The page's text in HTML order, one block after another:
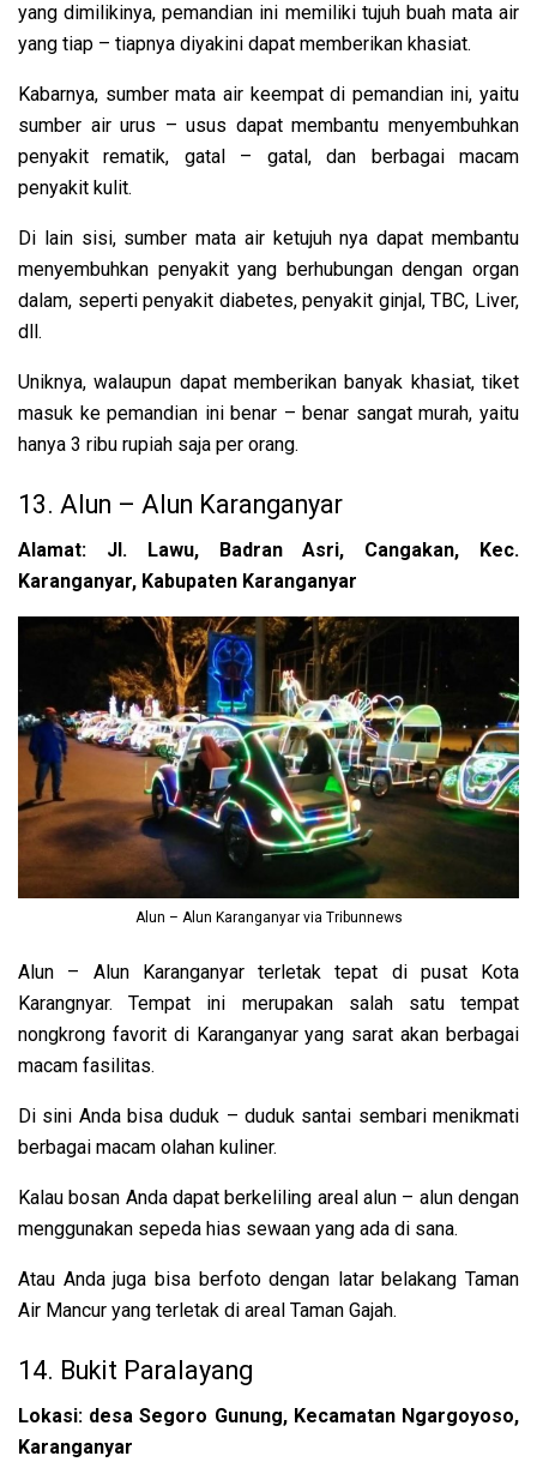
yang dimilikinya, pemandian ini memiliki tujuh buah mata air
yang tiap – tiapnya diyakini dapat memberikan khasiat.
Kabarnya, sumber mata air keempat di pemandian ini, yaitu
sumber air urus – usus dapat membantu menyembuhkan
penyakit rematik, gatal – gatal, dan berbagai macam
penyakit kulit.
Di lain sisi, sumber mata air ketujuh nya dapat membantu
menyembuhkan penyakit yang berhubungan dengan organ
dalam, seperti penyakit diabetes, penyakit ginjal, TBC, Liver,
dll.
Uniknya, walaupun dapat memberikan banyak khasiat, tiket
masuk ke pemandian ini benar – benar sangat murah, yaitu
hanya 3 ribu rupiah saja per orang.
13. Alun – Alun Karanganyar
Alamat: Jl. Lawu, Badran Asri, Cangakan, Kec.
Karanganyar, Kabupaten Karanganyar
Alun – Alun Karanganyar via Tribunnews
Alun – Alun Karanganyar terletak tepat di pusat Kota
Karangnyar. Tempat ini merupakan salah satu tempat
nongkrong favorit di Karanganyar yang sarat akan berbagai
macam fasilitas.
Di sini Anda bisa duduk – duduk santai sembari menikmati
berbagai macam olahan kuliner.
Kalau bosan Anda dapat berkeliling areal alun – alun dengan
menggunakan sepeda hias sewaan yang ada di sana.
Atau Anda juga bisa berfoto dengan latar belakang Taman
Air Mancur yang terletak di areal Taman Gajah.
14. Bukit Paralayang
Lokasi: desa Segoro Gunung, Kecamatan Ngargoyoso,
Karanganyar